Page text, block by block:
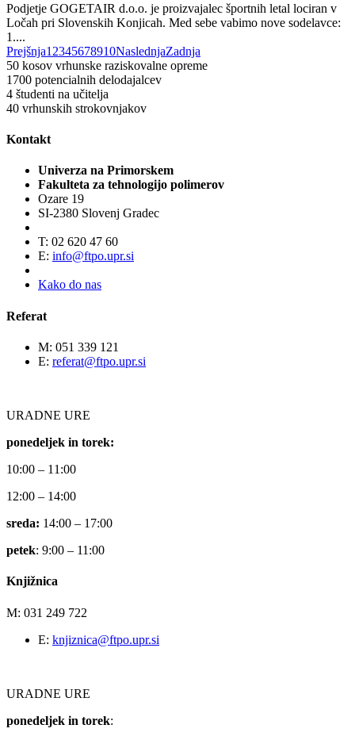
Podjetje GOGETAIR d.o.o. je proizvajalec športnih letal lociran v
Ločah pri Slovenskih Konjicah. Med sebe vabimo nove sodelavce:
1....
Prejšnja1 2345678910NaslednjaZadnja
50 kosov vrhunske raziskovalne opreme
1700 potencialnih delodajalcev
4 študenti na učitelja
40 vrhunskih strokovnjakov
Kontakt
Univerza na Primorskem
Fakulteta za tehnologijo polimerov
Ozare 19
SI-2380 Slovenj Gradec
T: 02 620 47 60
E: info@ftpo.upr.si
Kako do nas
Referat
M: 051 339 121
E: referat@ftpo.upr.si
URADNE URE
ponedeljek in torek:
10:00 – 11:00
12:00 – 14:00
sreda: 14:00 – 17:00
petek: 9:00 – 11:00
Knjižnica
M: 031 249 722
E: knjiznica@ftpo.upr.si
URADNE URE
ponedeljek in torek: